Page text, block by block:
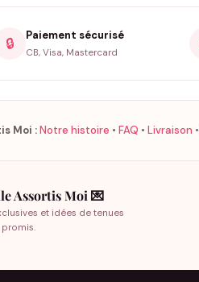
🔒 Paiement sécurisé
CB, Visa, Mastercard
Moi :Notre histoire • FAQ • Livraison •
Assortis Moi 💌
et idées de tenues
promis.